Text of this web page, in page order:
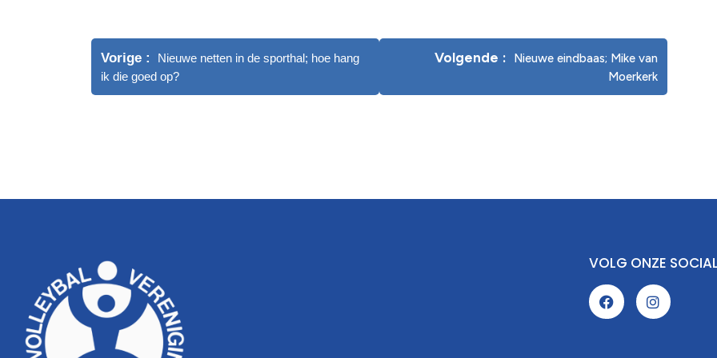
Vorige
Nieuwe netten in de sporthal; hoe hang
ik die goed op?
Volgende
Nieuwe eindbaas; Mike van
Moerkerk
VOLG ONZE